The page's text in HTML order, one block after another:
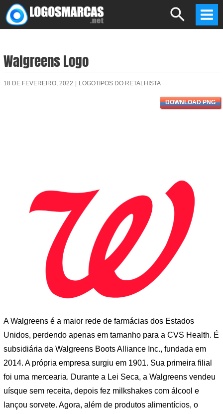
Skip
to
Search
Walgreens Logo
18 DE FEVEREIRO, 2022 LOGOTIPOS DO RETALHISTA
DOWNLOAD PNG
A Walgreens é a maior rede de farmácias dos Estados
Unidos, perdendo apenas em tamanho para a CVS Health. É
subsidiária da Walgreens Boots Alliance Inc., fundada em
2014. A própria empresa surgiu em 1901. Sua primeira filial
foi uma mercearia. Durante a Lei Seca, a Walgreens vendeu
uísque sem receita, depois fez milkshakes com álcool e
lançou sorvete. Agora, além de produtos alimentícios, o